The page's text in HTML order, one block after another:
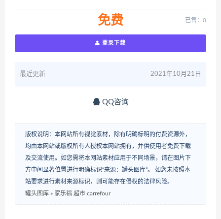
免费 已售：0
登录下载
最近更新 2021年10月21日
QQ咨询
版权说明：本网站所有视觉素材，除有明确标明的付费资源外，
均由本网站或版权所有人授权本网站拥有，并供使用者免费下载
及交流使用。如您需将本网站素材应用于不同场景，请在图片下
方中间显著位置进行明确标识“来源：罐头图库”。 如您未按照本
站要求进行素材来源标识，则可能存在侵权的法律风险。
罐头图库 » 家乐福 超市 carrefour